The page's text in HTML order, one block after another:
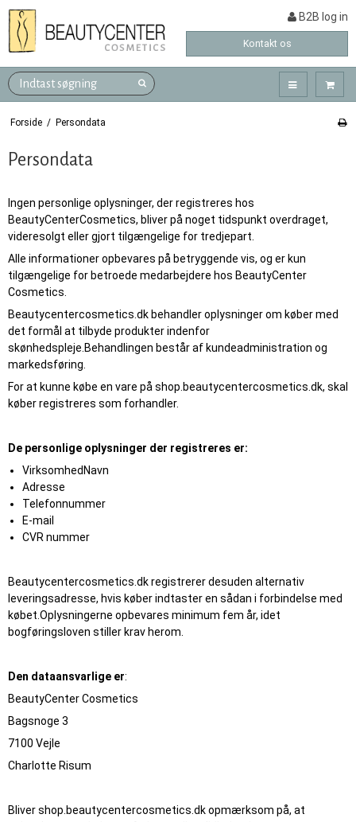
B2B log in
Kontakt os
Forside / Persondata
Persondata
Ingen personlige oplysninger, der registreres hos
BeautyCenterCosmetics, bliver på noget tidspunkt overdraget,
videresolgt eller gjort tilgængelige for tredjepart.
Alle informationer opbevares på betryggende vis, og er kun
tilgængelige for betroede medarbejdere hos BeautyCenter
Cosmetics.
Beautycentercosmetics.dk behandler oplysninger om køber med
det formål at tilbyde produkter indenfor
skønhedspleje.Behandlingen består af kundeadministration og
markedsføring.
For at kunne købe en vare på shop.beautycentercosmetics.dk, skal
køber registreres som forhandler.
De personlige oplysninger der registreres er:
VirksomhedNavn
Adresse
Telefonnummer
E-mail
CVR nummer
Beautycentercosmetics.dk registrerer desuden alternativ
leveringsadresse, hvis køber indtaster en sådan i forbindelse med
købet.Oplysningerne opbevares minimum fem år, idet
bogføringsloven stiller krav herom.
Den dataansvarlige er:
BeautyCenter Cosmetics
Bagsnoge 3
7100 Vejle
Charlotte Risum
Bliver shop.beautycentercosmetics.dk opmærksom på, at